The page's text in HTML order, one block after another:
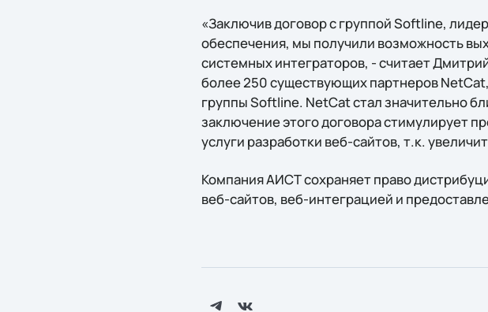
«Заключив договор с группой Softline,
обеспечения, мы получили возможность
системных интеграторов, - считает
более 250 существующих партнеров
группы Softline. NetCat стал значительно
заключение этого договора стимулирует
услуги разработки веб-сайтов, т.к.
Компания АИСТ сохраняет право
веб-сайтов, веб-интеграцией и